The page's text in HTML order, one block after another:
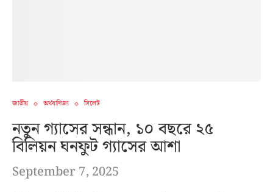
জাতীয় অর্থবাণিজ্য সিলেট
নতুন গ্যাসের সন্ধান, ১০ বছরে ২৫
বিলিয়ন ঘনফুট গ্যাসের আশা
September 7, 2025